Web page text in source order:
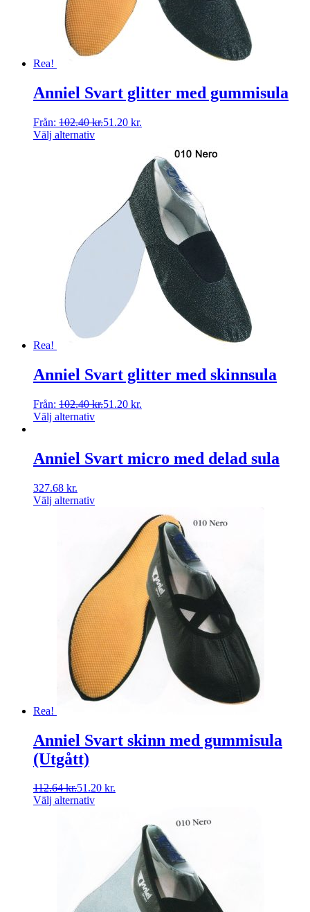
Rea!
Anniel Svart glitter med gummisula
Från: 102.40kr.51.20 kr.
Välj alternativ
Rea!
Anniel Svart glitter med skinnsula
Från: 102.40kr.51.20 kr.
Välj alternativ
Anniel Svart micro med delad sula
327.68 kr.
Välj alternativ
Rea!
Anniel Svart skinn med gummisula
(Utgått)
112.64kr.51.20 kr.
Välj alternativ